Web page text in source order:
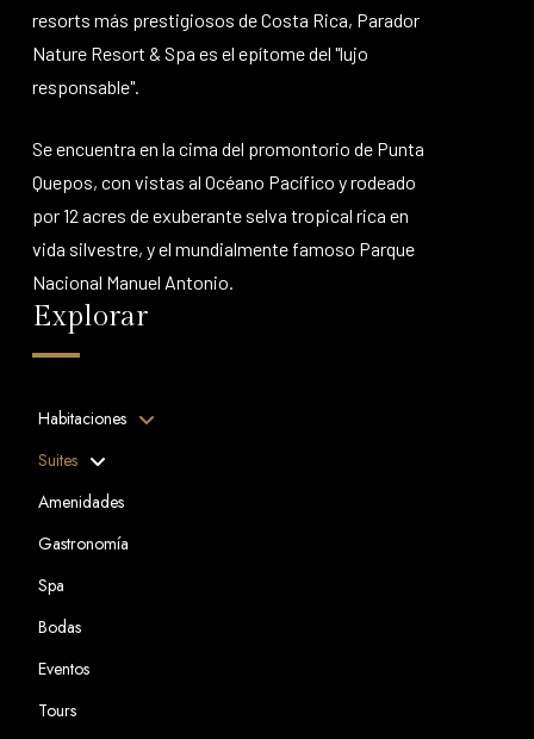
resorts más prestigiosos de Costa Rica, Parador
Nature Resort & Spa es el epítome del "lujo
responsable".
Se encuentra en la cima del promontorio de Punta
Quepos, con vistas al Océano Pacífico y rodeado
por 12 acres de exuberante selva tropical rica en
vida silvestre, y el mundialmente famoso Parque
Nacional Manuel Antonio.
Explorar
Habitaciones
Suites
Amenidades
Gastronomía
Spa
Bodas
Eventos
Tours